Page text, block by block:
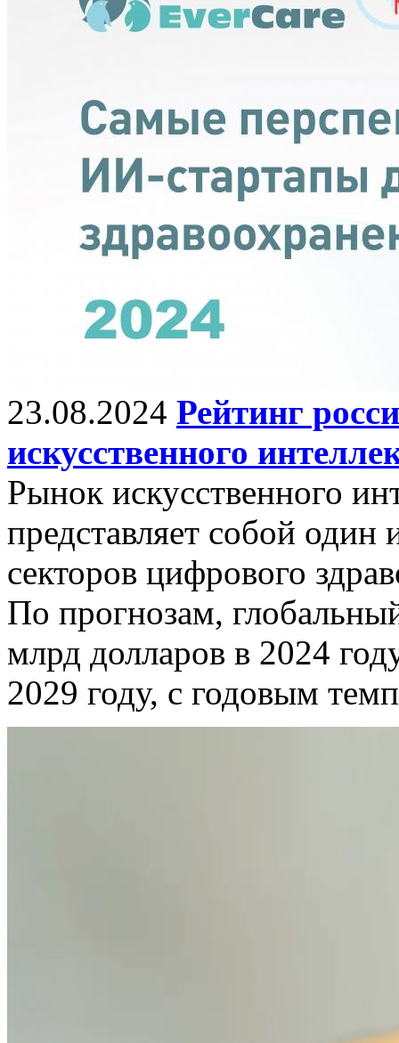
23.08.2024 Рейтинг
искусственного
Рынок искусственного
представляет собой один
секторов цифрового
По прогнозам,
млрд долларов в 2024
2029 году, с годовым